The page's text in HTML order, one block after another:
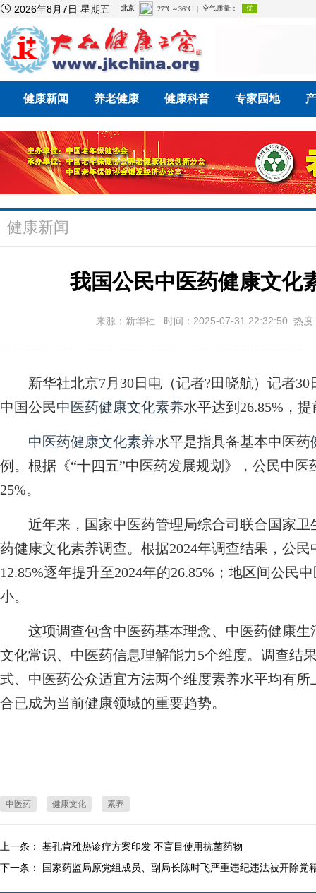
 2026年8月7日 星期五
健康新闻 养老健康 健康科普 专家园地
健康新闻
我国公民中医药健康文化
来源：新华社 时间：2025-07-31 22:32:50 热
新华社北京7月30日电（记者?田晓航）记者30
中国公民中医药健康文化素养水平达到26.85%，
中医药健康文化素养水平是指具备基本中医药
例。根据《“十四五”中医药发展规划》，公民中医
25%。
近年来，国家中医药管理局综合司联合国家卫
药健康文化素养调查。根据2024年调查结果，公
12.85%逐年提升至2024年的26.85%；地区间公民
小。
这项调查包含中医药基本理念、中医药健康生
文化常识、中医药信息理解能力5个维度。调查结
式、中医药公众适宜方法两个维度素养水平均有
合已成为当前健康领域的重要趋势。
中医药 健康文化 素养
上一条： 基孔肯雅热诊疗方案印发 不盲目使用抗菌药物
下一条： 国家药监局原党组成员、副局长陈时飞严重违纪违法被开除党